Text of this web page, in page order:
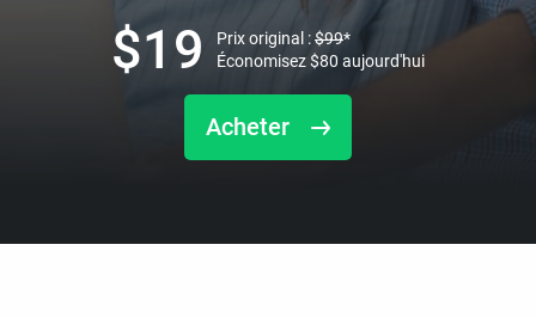
Acheter
$19 Prix original :$99*
Économisez$80 aujourd'hui